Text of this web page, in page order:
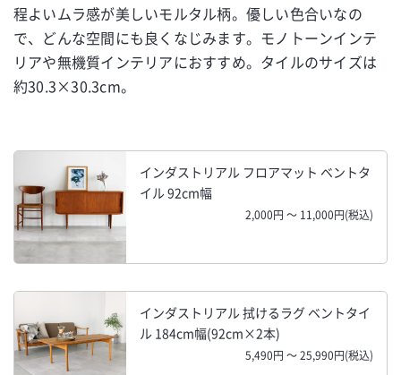
程よいムラ感が美しいモルタル柄。優しい色合いなの
で、どんな空間にも良くなじみます。モノトーンインテ
リアや無機質インテリアにおすすめ。タイルのサイズは
約30.3×30.3cm。
インダストリアル フロアマット ベントタ
イル 92cm幅
2,000円 ～ 11,000円(税込)
インダストリアル 拭けるラグ ベントタイ
ル 184cm幅(92cm×2本)
5,490円 ～ 25,990円(税込)